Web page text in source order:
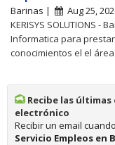
Barinas | Aug 25,
KERISYS SOLUTIONS -
Informatica para prestar
conocimientos el el
Recibe las
electrónico
Recibir un email
Servicio Empleos en